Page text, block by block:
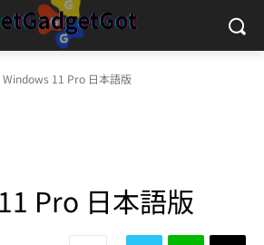
Windows 11 Pro 日本語版
Pro 日本語版